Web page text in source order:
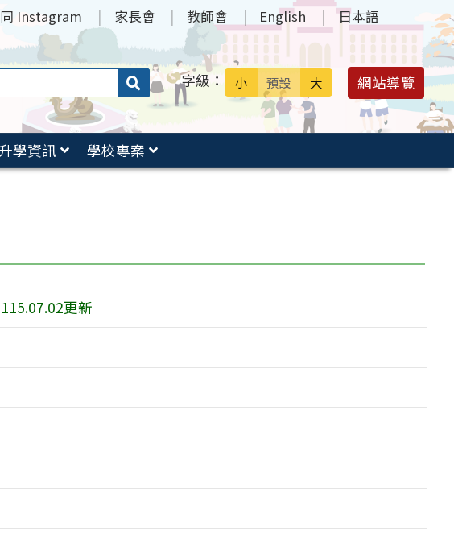
Instagram 家長會 教師會 English 日本語
搜
送出 字級： 小 預設 大 網站導覽
升學資訊
學校專案
更新